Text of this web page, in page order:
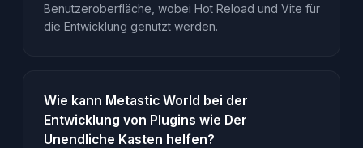
Benutzeroberfläche, wobei Hot Reload und Vite für
die Entwicklung genutzt werden.
Wie kann Metastic World bei der
Entwicklung von Plugins wie Der
Unendliche Kasten helfen?